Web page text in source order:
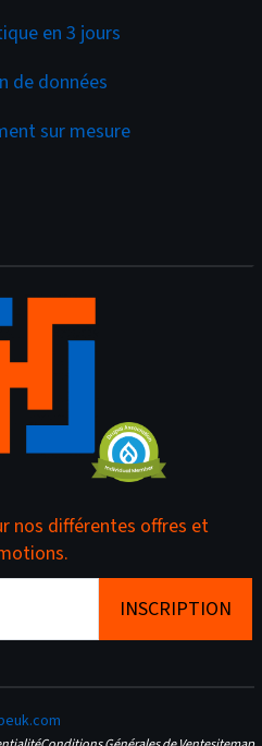
en 3 jours
de données
sur mesure
nos différentes offres et